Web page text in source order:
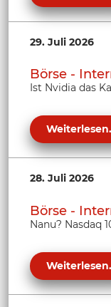
29. Juli 2026
Börse -
Ist Nvidia das
28. Juli 2026
Börse -
Nanu? Nasdaq